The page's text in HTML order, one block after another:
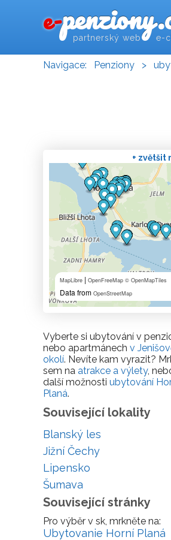
e- partnerský web e-
Navigace: Penziony >
+ zvětšit
MapLibre | OpenFreeMap © OpenMapTiles
Data from OpenStreetMap
Vyberte si ubytování v
nebo apartmánech v
okolí. Nevíte kam vyrazit?
sem na atrakce a výlety,
další možnosti ubytování
Planá.
Související lokality
Blanský les
Jižní Čechy
Lipensko
Šumava
Související stránky
Pro výběr v sk, mrkněte na:
Ubytovanie Horní Planá